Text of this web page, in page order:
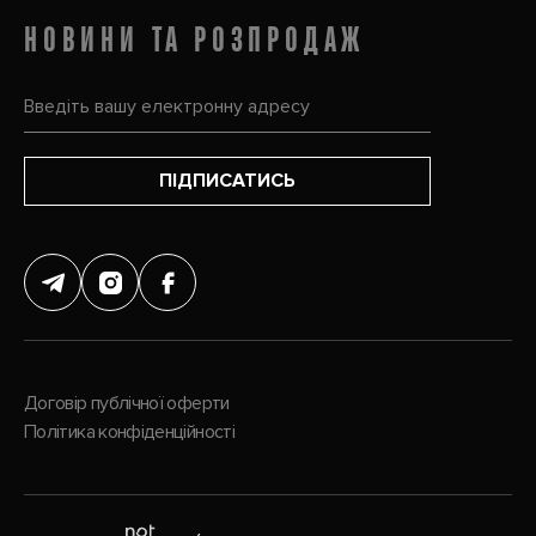
НОВИНИ ТА РОЗПРОДАЖ
ПІДПИСАТИСЬ
Договір публічної оферти
Політика конфіденційності